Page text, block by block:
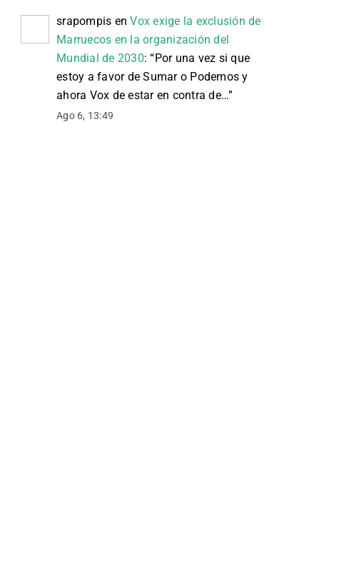
srapompis enVox exige la exclusión de
Marruecos en la organización del
Mundial de 2030: “Por una vez si que
estoy a favor de Sumar o Podemos y
ahora Vox de estar en contra de…”
Ago 6, 13:49